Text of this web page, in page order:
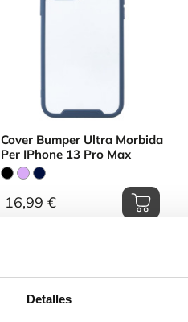
Detalles
Cover Bumper Ultra Morbida
Per IPhone 13 Pro Max
16,99 €